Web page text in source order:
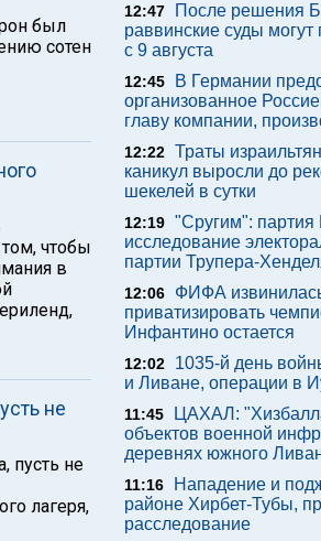
был
сотен
чтобы
в
не
пусть не
лагеря,
12:47
После решения
раввинские суды могут
с 9 августа
12:45
В Германии
организованное
главу компании,
12:22 Траты
каникул выросли до
шекелей в сутки
12:19 "Сругим": партия
исследование
партии Трупера-
12:06
ФИФА
приватизировать
Инфантино остается
12:02
1035-й день
и Ливане, операции в
11:45
ЦАХАЛ:
объектов военной
деревнях южного
11:16
Нападение и
районе Хирбет-Тубы,
расследование